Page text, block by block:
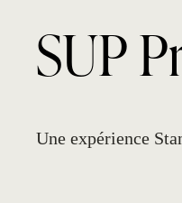
SUP
Une expérience